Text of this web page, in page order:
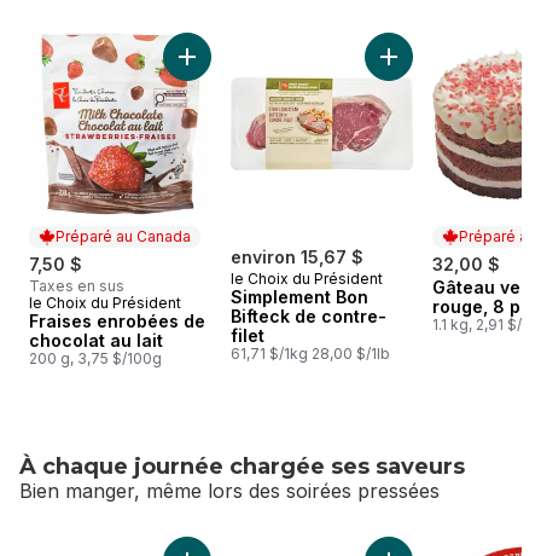
sauter À chaque cœur ses saveurs
Préparé au Canada
7,50 $
Taxes en sus
Préparé au Canada
le Choix du Président
Fraises enrobées de
chocolat au lait
200 g, 3,75 $/100g
Ajouter Fraises enrobées de chocolat au
environ 15,67 $
le Choix du Président
Simplement Bon
Bifteck de contre-
filet
61,71 $/1kg 28,00 $/1lb
Préparé au
32,00 $
Préparé au
Gâteau
rouge, 8 po
1.1 kg, 2,91 $/
À chaque journée chargée ses saveurs
Bien manger, même lors des soirées pressées
sauter À chaque journée chargée ses saveurs